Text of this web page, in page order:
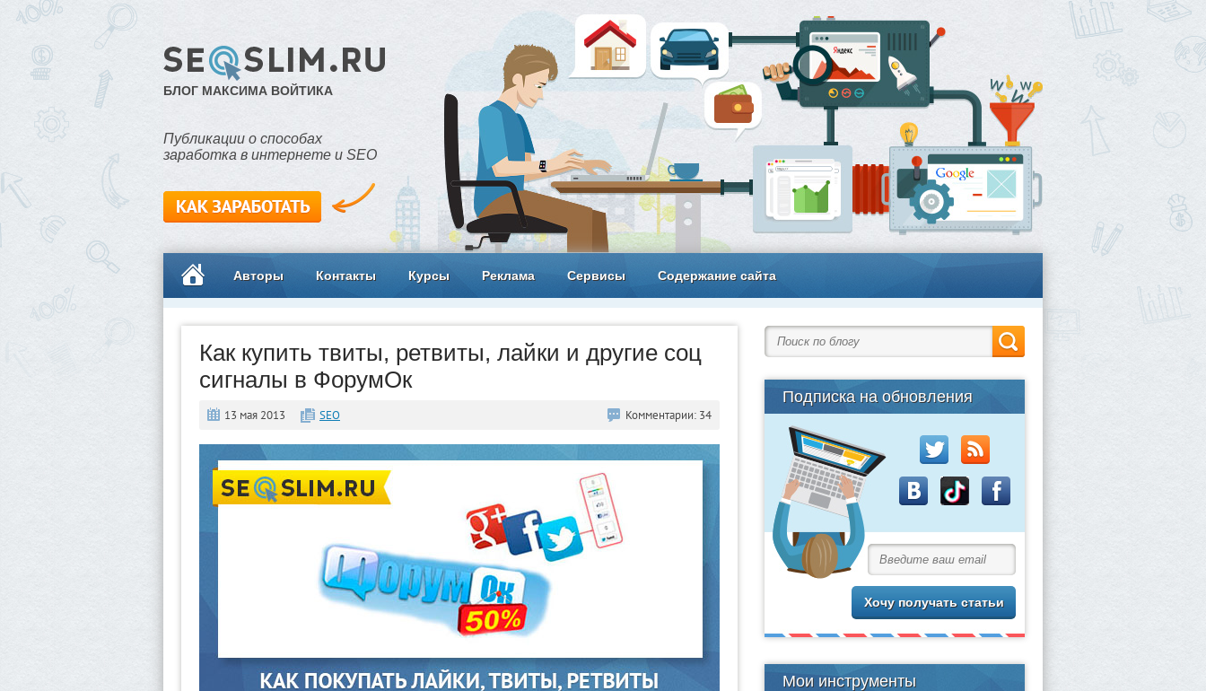
БЛОГ МАКСИМА ВОЙТИКА
Публикации о способах
заработка в интернете и SEO
Авторы Контакты Курсы Реклама Сервисы Содержание сайта
Как купить твиты, ретвиты, лайки и другие соц
сигналы в ФорумОк
13 мая 2013 SEO Комментарии: 34
Подписка на обновления
Мои инструменты